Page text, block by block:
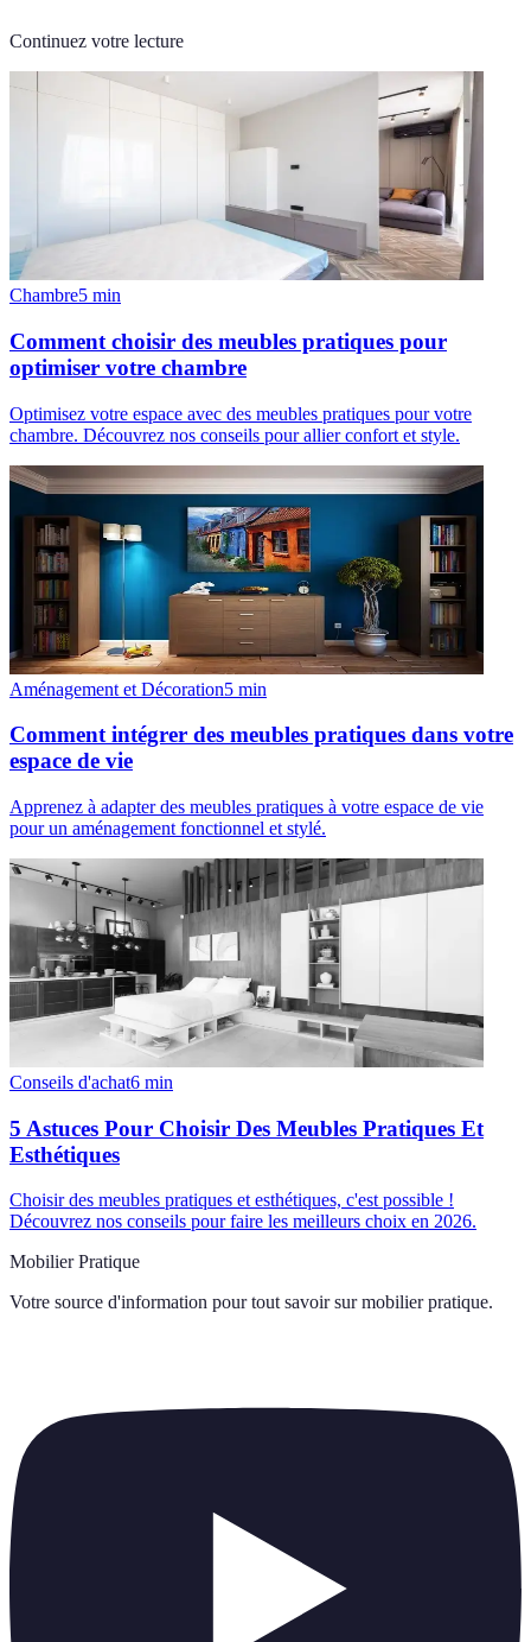
Continuez votre lecture
Chambre5 min
Comment choisir des meubles pratiques pour
optimiser votre chambre
Optimisez votre espace avec des meubles pratiques pour votre
chambre. Découvrez nos conseils pour allier confort et style.
Aménagement et Décoration5 min
Comment intégrer des meubles pratiques dans votre
espace de vie
Apprenez à adapter des meubles pratiques à votre espace de vie
pour un aménagement fonctionnel et stylé.
Conseils d'achat6 min
5 Astuces Pour Choisir Des Meubles Pratiques Et
Esthétiques
Choisir des meubles pratiques et esthétiques, c'est possible !
Découvrez nos conseils pour faire les meilleurs choix en 2026.
Mobilier Pratique
Votre source d'information pour tout savoir sur mobilier pratique.